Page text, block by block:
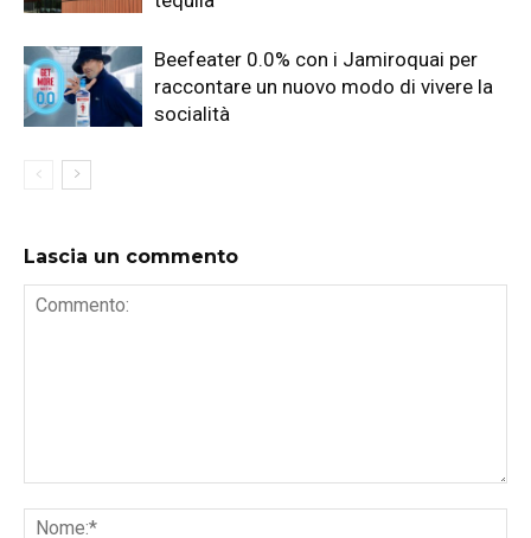
Beefeater 0.0% con i Jamiroquai per
raccontare un nuovo modo di vivere la
socialità
Lascia un commento